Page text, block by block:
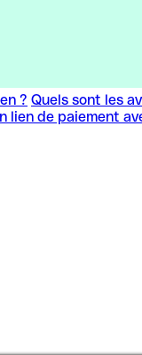
? Quels sont les
lien de paiement